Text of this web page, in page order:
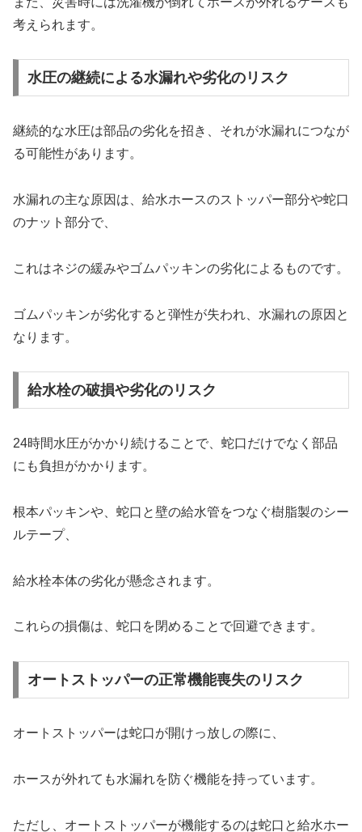
考えられます。
水圧の継続による水漏れや劣化のリスク
継続的な水圧は部品の劣化を招き、それが水漏れにつなが
る可能性があります。
水漏れの主な原因は、給水ホースのストッパー部分や蛇口
のナット部分で、
これはネジの緩みやゴムパッキンの劣化によるものです。
ゴムパッキンが劣化すると弾性が失われ、水漏れの原因と
なります。
給水栓の破損や劣化のリスク
24時間水圧がかかり続けることで、蛇口だけでなく部品
にも負担がかかります。
根本パッキンや、蛇口と壁の給水管をつなぐ樹脂製のシー
ルテープ、
給水栓本体の劣化が懸念されます。
これらの損傷は、蛇口を閉めることで回避できます。
オートストッパーの正常機能喪失のリスク
オートストッパーは蛇口が開けっ放しの際に、
ホースが外れても水漏れを防ぐ機能を持っています。
ただし、オートストッパーが機能するのは蛇口と給水ホー